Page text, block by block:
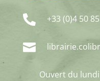
 +33 (0)4 50

Ouvert du